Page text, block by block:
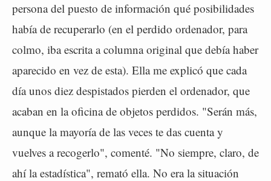
persona del puesto de información qué posibilidades
había de recuperarlo (en el perdido ordenador, para
colmo, iba escrita a columna original que debía haber
aparecido en vez de esta). Ella me explicó que cada
día unos diez despistados pierden el ordenador, que
acaban en la oficina de objetos perdidos. "Serán más,
aunque la mayoría de las veces te das cuenta y
vuelves a recogerlo", comenté. "No siempre, claro, de
ahí la estadística", remató ella. No era la situación